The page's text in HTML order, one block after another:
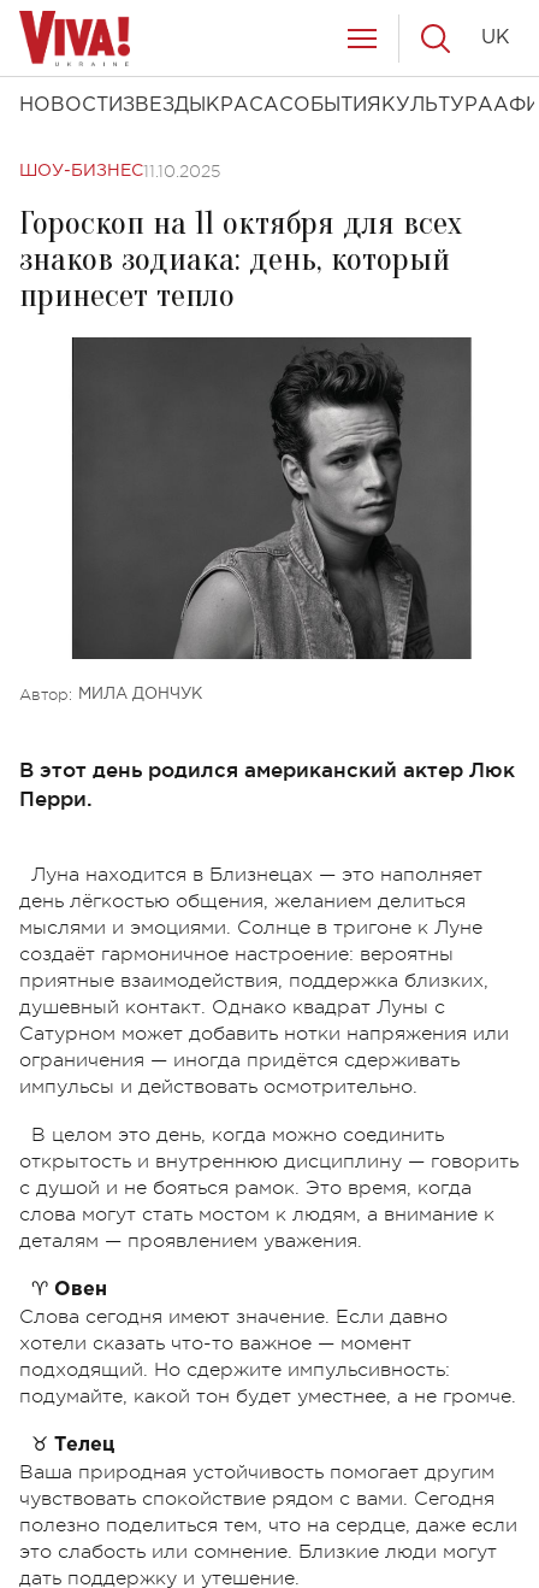
НОВОСТИ ЗВЕЗДЫ КРАСАСОБЫТИЯ КУЛЬТУРА
UK
ШОУ-БИЗНЕС11.10.2025
Гороскоп на 11 октября для всех
знаков зодиака: день, который
принесет тепло
Автор: МИЛА ДОНЧУК
В этот день родился американский актер Люк
Перри.
Луна находится в Близнецах — это наполняет
день лёгкостью общения, желанием делиться
мыслями и эмоциями. Солнце в тригоне к Луне
создаёт гармоничное настроение: вероятны
приятные взаимодействия, поддержка близких,
душевный контакт. Однако квадрат Луны с
Сатурном может добавить нотки напряжения или
ограничения — иногда придётся сдерживать
импульсы и действовать осмотрительно.
В целом это день, когда можно соединить
открытость и внутреннюю дисциплину — говорить
с душой и не бояться рамок. Это время, когда
слова могут стать мостом к людям, а внимание к
деталям — проявлением уважения.
♈ Овен
Слова сегодня имеют значение. Если давно
хотели сказать что-то важное — момент
подходящий. Но сдержите импульсивность:
подумайте, какой тон будет уместнее, а не громче.
♉ Телец
Ваша природная устойчивость помогает другим
чувствовать спокойствие рядом с вами. Сегодня
полезно поделиться тем, что на сердце, даже если
это слабость или сомнение. Близкие люди могут
дать поддержку и утешение.